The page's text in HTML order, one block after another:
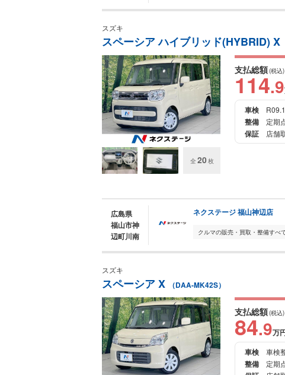
スズキ
スペーシア ハイブリッド(HYBRID) X
全 20枚
支払総額(税込)
114.9
車検
R09.1
整備 定期
保証 店舗
広島県
福山市神
辺町川南
ネクステージ 福山神辺店
スズキ
スペーシア X （DAA-MK42S）
支払総額(税込)
84.9万
車検
車検
整備 定期